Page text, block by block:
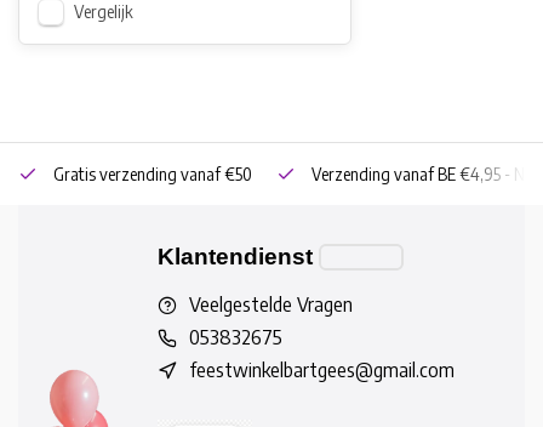
Vergelijk
Gratis verzending vanaf €50 Verzending vanaf BE €4,95 - NL
Klantendienst
Veelgestelde Vragen
053832675
feestwinkelbartgees@gmail.com